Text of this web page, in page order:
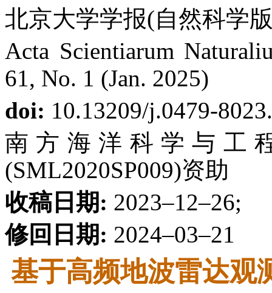
北京大学学报(自然科学
Acta Scientiarum
61, No. 1 (Jan. 2025)
doi: 10.13209/j.0479-
南方海洋科学与工
(SML2020SP009)资助
收稿日期: 2023–12–26;
修回日期: 2024–03–21
基于高频地波雷达观